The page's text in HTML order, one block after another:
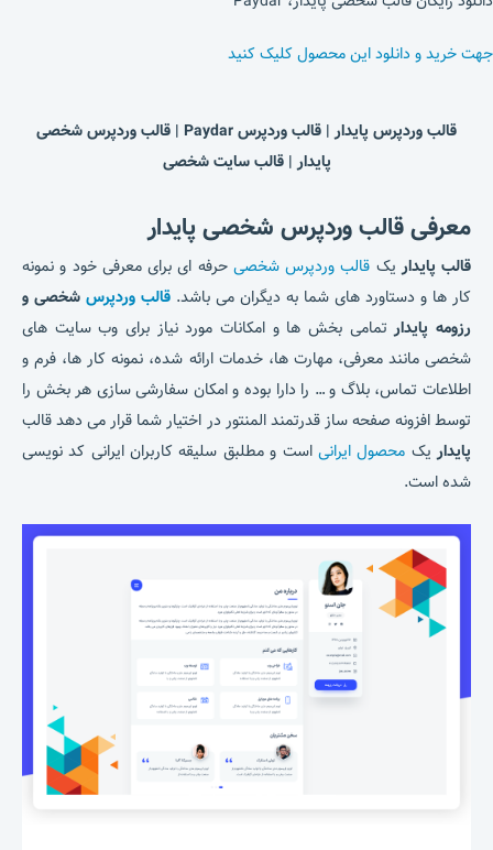
جهت خرید و دانلود این محصول کلیک کنید
قالب وردپرس پایدار | قالب وردپرس Paydar | قالب وردپرس شخصی
پایدار | قالب سایت شخصی
معرفی قالب وردپرس شخصی پایدار
قالب پایدار یک قالب وردپرس شخصی حرفه ای برای معرفی خود و نمونه
کار ها و دستاورد های شما به دیگران می باشد. قالب وردپرس شخصی و
رزومه پایدار تمامی بخش ها و امکانات مورد نیاز برای وب سایت های
شخصی مانند معرفی، مهارت ها، خدمات ارائه شده، نمونه کار ها، فرم و
اطلاعات تماس، بلاگ و … را دارا بوده و امکان سفارشی سازی هر بخش را
توسط افزونه صفحه ساز قدرتمند المنتور در اختیار شما قرار می دهد قالب
پایدار یک محصول ایرانی است و مطلبق سلیقه کاربران ایرانی کد نویسی
شده است.